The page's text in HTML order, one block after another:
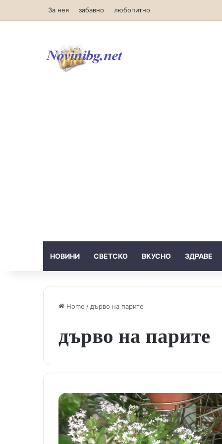
За нея забавно любопитно
НОВИНИ СВЕТСКО ВКУСНО ЗДРАВЕ
Home / дърво на парите
дърво на парите